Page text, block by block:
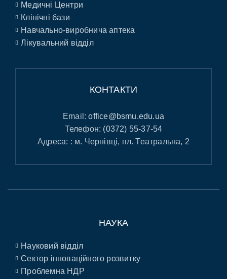
Медичні Центри
Клінічні бази
Навчально-виробнича аптека
Лікувальний відділ
КОНТАКТИ
Email:office@bsmu.edu.ua
Телефон: (0372) 55-37-54
Адреса: : м. Чернівці, пл. Театральна, 2
НАУКА
Науковий відділ
Сектор інноваційного розвитку
Проблемна НДР